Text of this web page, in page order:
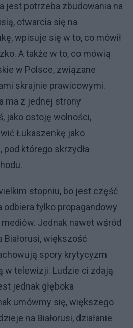
jest potrzeba zbudowania na
otwarcia się na
wpisuje się w to, co mówił
A także w to, co mówią
w Polsce, związane
skrajnie prawicowymi.
ma z jednej strony
jako ostoję wolności,
Łukaszenkę jako
którego skrzydła
stopniu, bo jest część
odbiera tylko propagandowy
Jednak nawet wśród
większość
spory krytycyzm
w telewizji. Ludzie ci zdają
jednak głęboka
umówmy się, większego
na Białorusi, działanie